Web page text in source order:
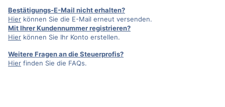
Bestätigungs-E-Mail nicht erhalten?
Hier können Sie die E-Mail erneut versenden.
Mit Ihrer Kundennummer registrieren?
Hier können Sie Ihr Konto erstellen.
Weitere Fragen an die Steuerprofis?
Hier finden Sie die FAQs.